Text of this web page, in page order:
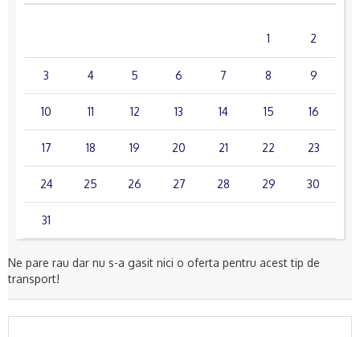
1
2
3 4 5 6 7 8 9
10 11 12 13 14 15 16
17 18 19 20 21 22 23
24 25 26 27 28 29 30
31
Ne pare rau dar nu s-a gasit nici o oferta pentru acest tip de
transport!